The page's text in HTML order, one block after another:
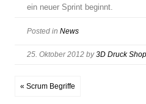
ein neuer Sprint beginnt.
Posted in News
25. Oktober 2012 by3D Druck Shop
« Scrum Begriffe